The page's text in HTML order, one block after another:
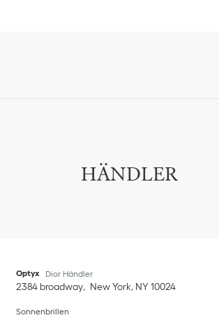
HÄNDLER
Optyx Dior Händler
2384 broadway New York, NY10024
Sonnenbrillen